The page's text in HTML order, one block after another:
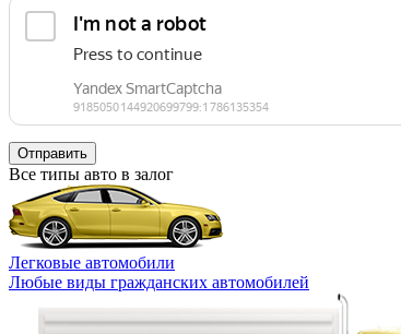
Отправить
Все типы авто в залог
Легковые автомобили
Любые виды гражданских автомобилей